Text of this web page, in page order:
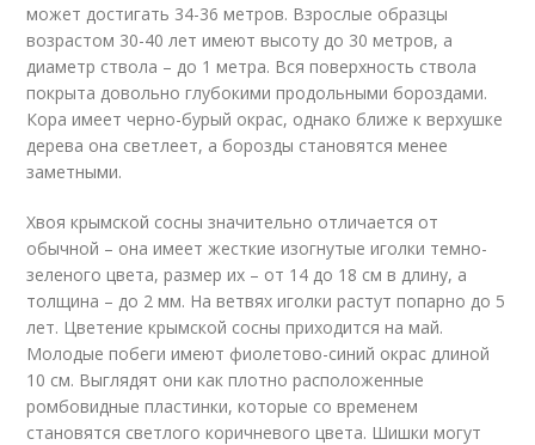
может достигать 34-36 метров. Взрослые образцы
возрастом 30-40 лет имеют высоту до 30 метров, а
диаметр ствола – до 1 метра. Вся поверхность ствола
покрыта довольно глубокими продольными бороздами.
Кора имеет черно-бурый окрас, однако ближе к верхушке
дерева она светлеет, а борозды становятся менее
заметными.
Хвоя крымской сосны значительно отличается от
обычной – она имеет жесткие изогнутые иголки темно-
зеленого цвета, размер их – от 14 до 18 см в длину, а
толщина – до 2 мм. На ветвях иголки растут попарно до 5
лет. Цветение крымской сосны приходится на май.
Молодые побеги имеют фиолетово-синий окрас длиной
10 см. Выглядят они как плотно расположенные
ромбовидные пластинки, которые со временем
становятся светлого коричневого цвета. Шишки могут